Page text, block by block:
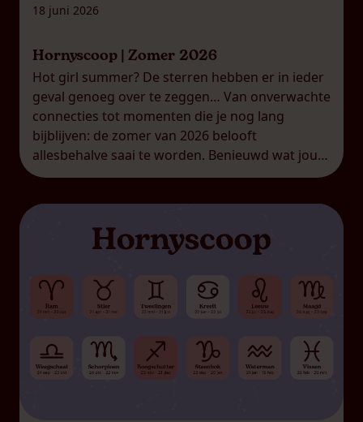
18 juni 2026
Hornyscoop | Zomer 2026
Hot girl summer? De sterren hebben er in ieder
geval genoeg over te zeggen… Van onverwachte
connecties tot momenten die je nog lang
bijblijven: de zomer van 2026 belooft
allesbehalve saai te worden. Benieuwd wat jouw
sterrenbeeld deze maanden te wachten staat?